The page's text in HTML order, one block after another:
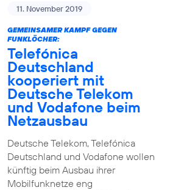
11. November 2019
GEMEINSAMER KAMPF GEGEN
FUNKLÖCHER:
Telefónica
Deutschland
kooperiert mit
Deutsche Telekom
und Vodafone beim
Netzausbau
Deutsche Telekom, Telefónica
Deutschland und Vodafone wollen
künftig beim Ausbau ihrer
Mobilfunknetze eng